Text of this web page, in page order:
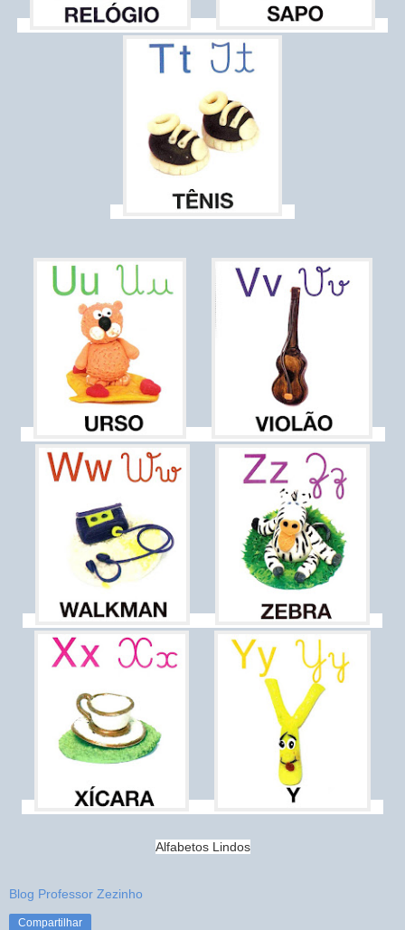
Alfabetos Lindos
Blog Professor Zezinho
Compartilhar